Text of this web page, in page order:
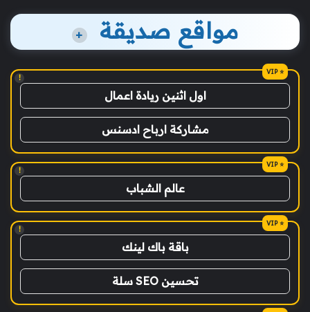
مواقع صديقة +
!
اول اثنين ريادة اعمال
مشاركة ارباح ادسنس
!
عالم الشباب
!
باقة باك لينك
تحسين SEO سلة